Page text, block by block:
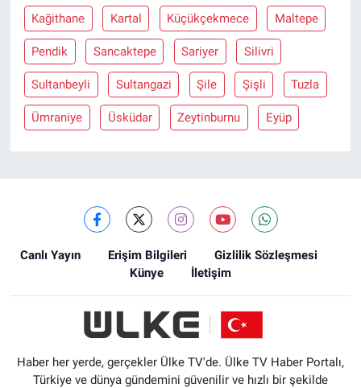
Kağithane Kartal Küçükçekmece Maltepe
Pendik Sancaktepe Sariyer Silivri
Sultanbeyli Sultangazi Şile Şişli Tuzla
Ümraniye Üsküdar Zeytinburnu Eyüp
Canlı Yayın Erişim Bilgileri
Gizlilik Sözleşmesi
Künye
İletişim
Haber her yerde, gerçekler Ülke TV'de. Ülke TV Haber Portalı,
Türkiye ve dünya gündemini güvenilir ve hızlı bir şekilde